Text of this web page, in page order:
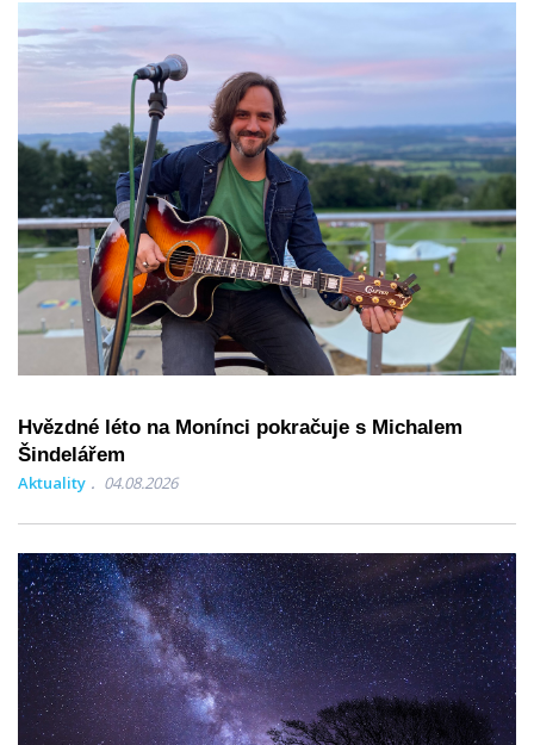
Hvězdné léto na Monínci pokračuje s Michalem
Šindelářem
Aktuality 04.08.2026